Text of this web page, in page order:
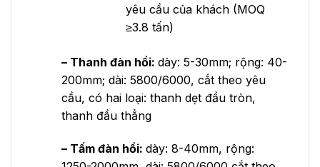
yêu cầu của khách (MOQ
≥3.8 tấn)
– Thanh đàn hồi: dày: 5-30mm; rộng: 40-
200mm; dài: 5800/6000, cắt theo yêu
cầu, có hai loại: thanh dẹt đầu tròn,
thanh đầu thẳng
– Tấm đàn hồi: dày: 8-40mm, rộng: